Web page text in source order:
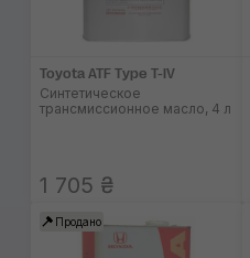
Toyota ATF Type T-IV
Синтетическое
трансмиссионное масло, 4 л
1 705 ₴
Продано